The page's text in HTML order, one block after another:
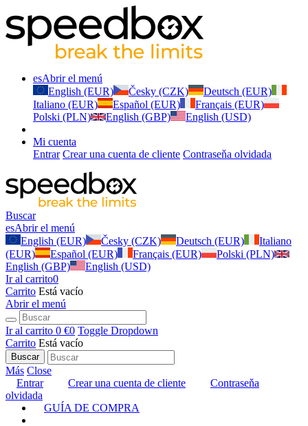
esAbrir el menú
English (EUR)
Česky (CZK)
Deutsch (EUR)
Italiano (EUR)
Español (EUR)
Français (EUR)
Polski (PLN)
English (GBP) English (USD)
Mi cuenta
Entrar Crear una cuenta de cliente Contraseňa olvidada
Buscar
esAbrir el menú
English (EUR)
Česky (CZK) Deutsch (EUR)
Italiano
(EUR)
Español (EUR) Français (EUR)
Polski (PLN)
English (GBP)
English (USD)
Ir al carrito0
Carrito Está vacío
Abrir el menú
Ir al carrito 0 €0 Toggle Dropdown
Carrito Está vacío
Buscar
Más Close
Entrar
Crear una cuenta de cliente
Contraseňa
olvidada
GUÍA DE COMPRA